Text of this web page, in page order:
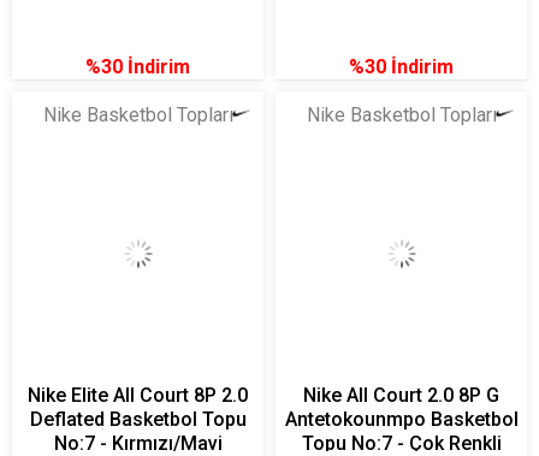
%30 İndirim %30 İndirim
Nike Basketbol Topları
Nike Elite All Court 8P 2.0
Deflated Basketbol Topu
No:7 - Kırmızı/Mavi
Nike Basketbol Topları
Nike All Court 2.0 8P G
Antetokounmpo Basketbol
Topu No:7 - Çok Renkli